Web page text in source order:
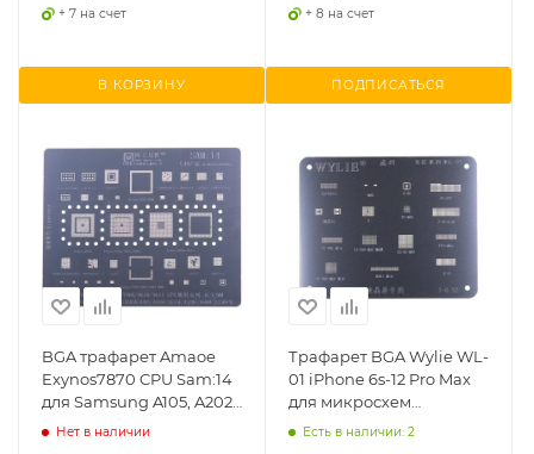
+ 7 на счет
В КОРЗИНУ
+ 8 на счет
ПОДПИСАТЬСЯ
BGA трафарет Amaoe
Exynos7870 CPU Sam:14
для Samsung A105, A202,
A305, A40s A407, A505,
Нет в наличии
Трафарет BGA Wylie WL-
01 iPhone 6s-12 Pro Max
для микросхем
управления сенсором
Есть в наличии: 2